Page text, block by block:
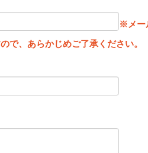
※メー
で、あらかじめご了承ください。